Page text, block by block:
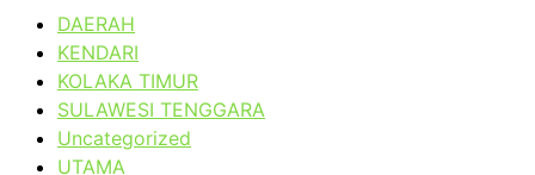
DAERAH
KENDARI
KOLAKA TIMUR
SULAWESI TENGGARA
Uncategorized
UTAMA